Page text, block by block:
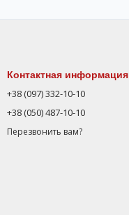
Контактная информация
+38 (097) 332-10-10
+38 (050) 487-10-10
Перезвонить вам?